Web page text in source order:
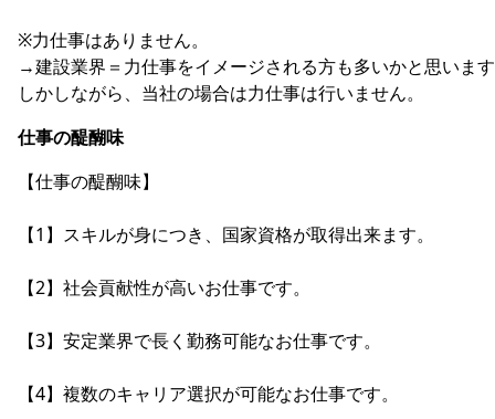
※力仕事はありません。
→建設業界＝力仕事をイメージされる方も多いかと思いま
しかしながら、当社の場合は力仕事は行いません。
仕事の醍醐味
【仕事の醍醐味】
【1】スキルが身につき、国家資格が取得出来ます。
【2】社会貢献性が高いお仕事です。
【3】安定業界で長く勤務可能なお仕事です。
【4】複数のキャリア選択が可能なお仕事です。